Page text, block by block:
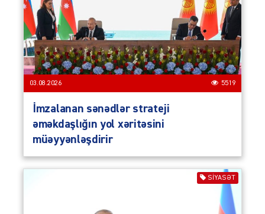
03.08.2026 5519
İmzalanan sənədlər strateji
əməkdaşlığın yol xəritəsini
müəyyənləşdirir
SIYASƏT